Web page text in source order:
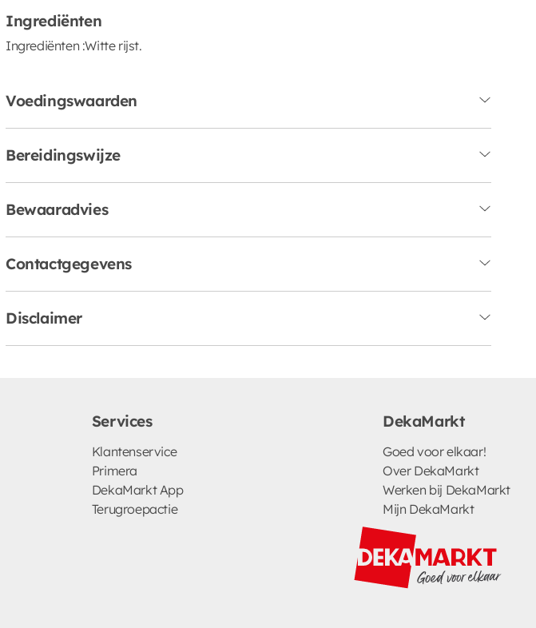
Ingrediënten
Ingrediënten :Witte rijst.
Voedingswaarden
Bereidingswijze
Bewaaradvies
Contactgegevens
Disclaimer
Services
Klantenservice
Primera
DekaMarkt App
Terugroepactie
DekaMarkt
Goed voor elkaar!
Over DekaMarkt
Werken bij DekaMarkt
Mijn DekaMarkt